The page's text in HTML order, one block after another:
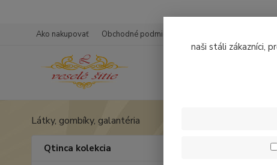
Ako nakupovať Obchodné podmienky
Látky, gombíky, galantéria
Qtinca kolekcia
naši stáli zákazníci,